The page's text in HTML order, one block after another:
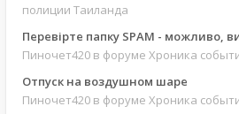
полиции Таиланда
Перевірте папку SPAM - можливо,
Пиночет420 в форуме Хроника
Отпуск на воздушном шаре
Пиночет420 в форуме Хроника